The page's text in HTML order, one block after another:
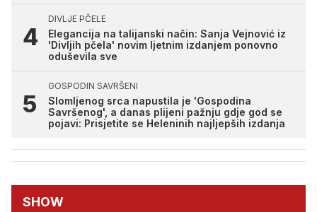
DIVLJE PČELE
Elegancija na talijanski način: Sanja Vejnović iz
'Divljih pčela' novim ljetnim izdanjem ponovno
oduševila sve
GOSPODIN SAVRŠENI
Slomljenog srca napustila je 'Gospodina
Savršenog', a danas plijeni pažnju gdje god se
pojavi: Prisjetite se Heleninih najljepših izdanja
SHOW